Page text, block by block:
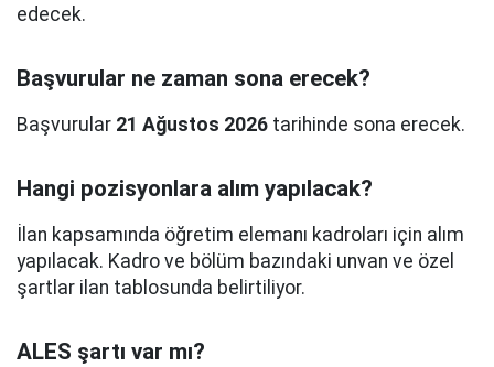
edecek.
Başvurular ne zaman sona erecek?
Başvurular 21 Ağustos 2026 tarihinde sona erecek.
Hangi pozisyonlara alım yapılacak?
İlan kapsamında öğretim elemanı kadroları için alım
yapılacak. Kadro ve bölüm bazındaki unvan ve özel
şartlar ilan tablosunda belirtiliyor.
ALES şartı var mı?